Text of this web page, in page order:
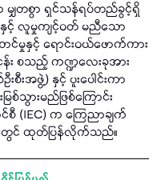
ျှတစွာ ရှင်သန်ရပ်တည်ခွင့်ရှိ
င့် လူမှုကျင့်ဝတ် မညီသော
င်မှုနှင့် ရောင်းဝယ်ဖောက်ကား
န်း စသည့် ကဏ္ဍလေးခုအား
စီးအဖွဲ့) နှင့် ပူးပေါင်းကာ
ြစ်သွားမည်ဖြစ်ကြောင်း
စီ (IEC) က ကြေညာချက်
တွင် ထုတ်ပြန်လိုက်သည်။